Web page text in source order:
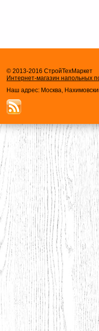
© 2013-2016 СтройТехМаркет
Интернет-магазин напольных
Наш адрес: Москва,